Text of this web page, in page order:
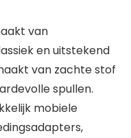
van
en uitstekend
van zachte stof
spullen.
mobiele